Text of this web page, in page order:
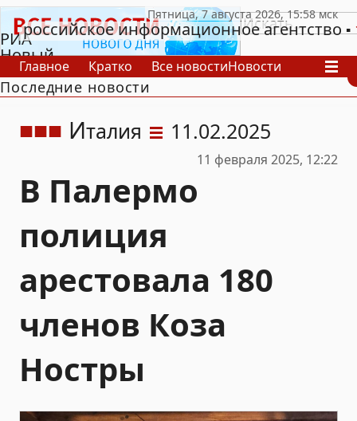
РИА
Новый
День
российское информационное агентство
Главное Кратко Все новостиНовости
В России
В мире
Последние новости
Италия 11.02.2025
11 февраля 2025, 12:22
В Палермо
полиция
арестовала 180
членов Коза
Ностры